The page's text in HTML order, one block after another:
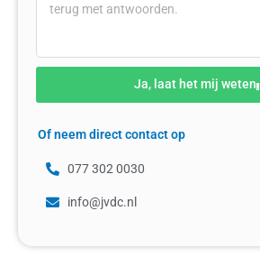
Ja, laat het mij weten
Of neem direct contact op
077 302 0030
info@jvdc.nl